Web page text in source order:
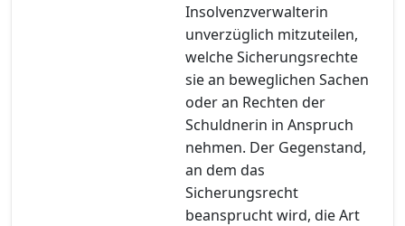
Insolvenzverwalterin
unverzüglich mitzuteilen,
welche Sicherungsrechte
sie an beweglichen Sachen
oder an Rechten der
Schuldnerin in Anspruch
nehmen. Der Gegenstand,
an dem das
Sicherungsrecht
beansprucht wird, die Art